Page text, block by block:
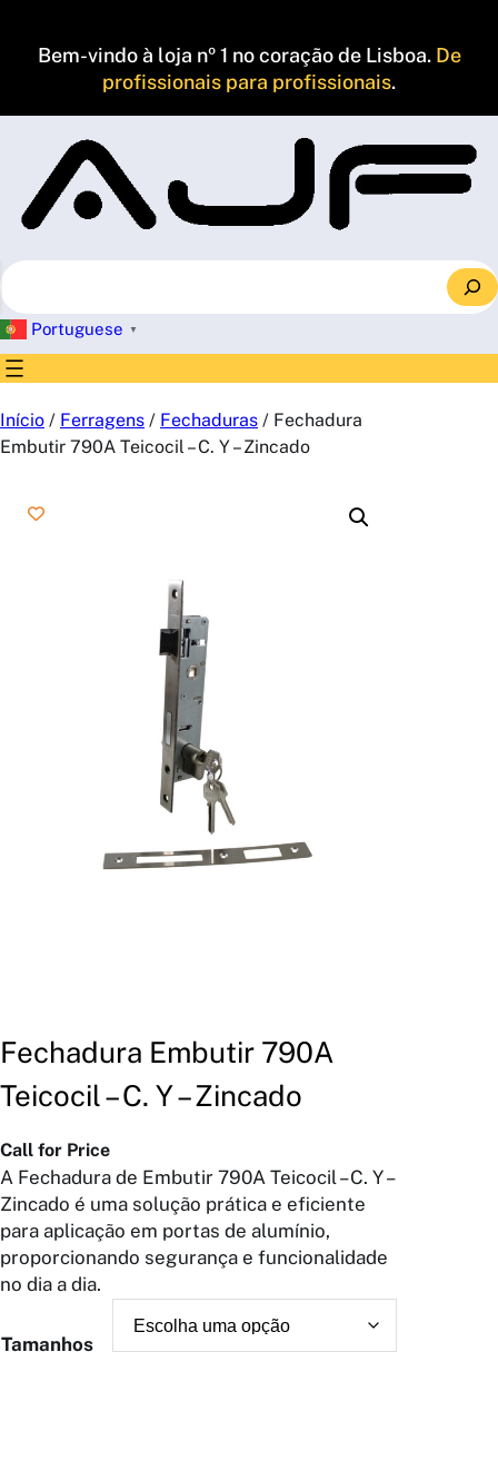
Bem-vindo à loja nº 1 no coração de Lisboa. De
profissionais para profissionais.
S
e
a
r
c
Portuguese ▼
Início / Ferragens / Fechaduras / Fechadura
Embutir 790A Teicocil – C. Y – Zincado
Fechadura Embutir 790A
Teicocil – C. Y – Zincado
Call for Price
A Fechadura de Embutir 790A Teicocil – C. Y –
Zincado é uma solução prática e eficiente
para aplicação em portas de alumínio,
proporcionando segurança e funcionalidade
no dia a dia.
Tamanhos